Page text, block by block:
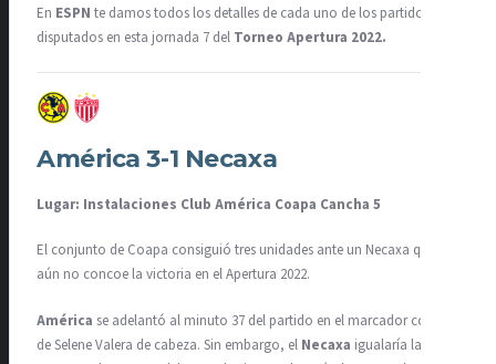
En ESPN te damos todos los detalles de cada uno de los partidos
disputados en esta jornada 7 del Torneo Apertura 2022.
América 3-1 Necaxa
Lugar: Instalaciones Club América Coapa Cancha 5
El conjunto de Coapa consiguió tres unidades ante un Necaxa que
aún no concoe la victoria en el Apertura 2022.
América se adelantó al minuto 37 del partido en el marcador con gol
de Selene Valera de cabeza. Sin embargo, el Necaxa igualaría las